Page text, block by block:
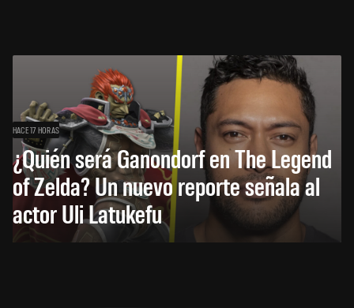
HACE 17 HORAS
¿Quién será Ganondorf en The Legend
of Zelda? Un nuevo reporte señala al
actor Uli Latukefu